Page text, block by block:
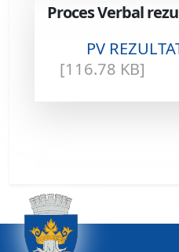
Proces Verbal
PV
[116.78 KB]